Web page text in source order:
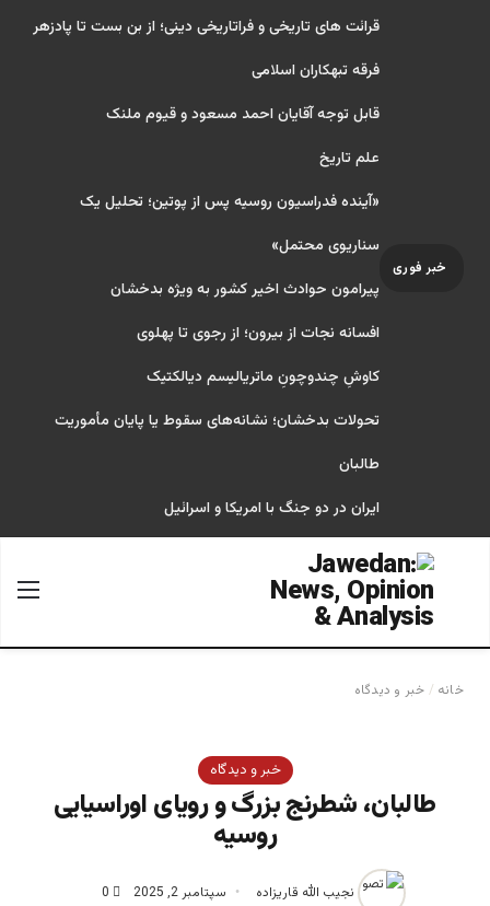
خبر فوری
قرائت های تاریخی و فراتاریخی دینی؛ از بن بست تا پادزهر
فرقه تبهکاران اسلامی
قابل توجه آقایان احمد مسعود و قیوم ملنک
علم تاریخ
«آینده فدراسیون روسیه پس از پوتین؛ تحلیل یک
سناریوی محتمل»
پیرامون حوادث اخیر کشور به ویژه بدخشان
افسانه نجات از بیرون؛ از رجوی تا پهلوی
کاوشِ چندو‌چونِ ماتریالیسم دیالکتیک
تحولات بدخشان؛ نشانه‌های سقوط یا پایان مأموریت
طالبان
ایران در دو جنگ با امریکا و اسرائیل
جستجو برای
خانه / خبر و دیدگاه
خبر و دیدگاه
طالبان، شطرنج بزرگ و رویای اوراسیایی
روسیه
نجیب الله قاریزاده سپتامبر 2, 2025 0